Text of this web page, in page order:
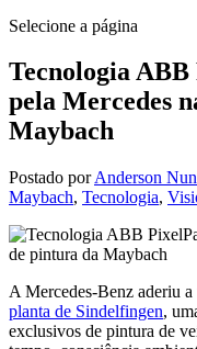
Selecione a página
Tecnologia
pela Mercedes
Maybach
Postado porAnderson
Maybach, Tecnologia,
A Mercedes-Benz aderiu
planta de Sindelfingen,
exclusivos de pintura de